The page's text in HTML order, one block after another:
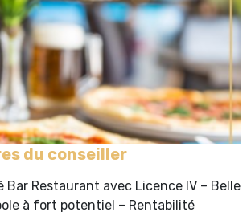
du conseiller
Bar Restaurant avec Licence IV – Belle
à fort potentiel – Rentabilité